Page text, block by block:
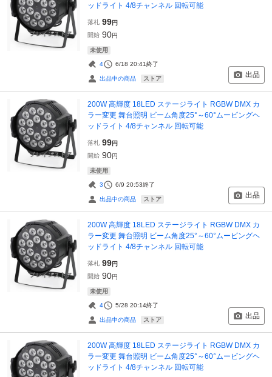
ッドライト 4/8チャンネル 回転可能
落札 99円
開始 90円
未使用
4 6/18 20:41終了
出品中の商品 ストア 出品
200W 高輝度 18LED ステージライト RGBW DMX カ
ラー変更 舞台照明 ビーム角度25°～60°ムービングヘ
ッドライト 4/8チャンネル 回転可能
落札 99円
開始 90円
未使用
3 6/9 20:53終了
出品中の商品 ストア 出品
200W 高輝度 18LED ステージライト RGBW DMX カ
ラー変更 舞台照明 ビーム角度25°～60°ムービングヘ
ッドライト 4/8チャンネル 回転可能
落札 99円
開始 90円
未使用
4 5/28 20:14終了
出品中の商品 ストア 出品
200W 高輝度 18LED ステージライト RGBW DMX カ
ラー変更 舞台照明 ビーム角度25°～60°ムービングヘ
ッドライト 4/8チャンネル 回転可能